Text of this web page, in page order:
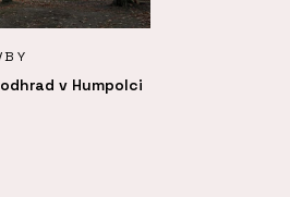
v Humpolci